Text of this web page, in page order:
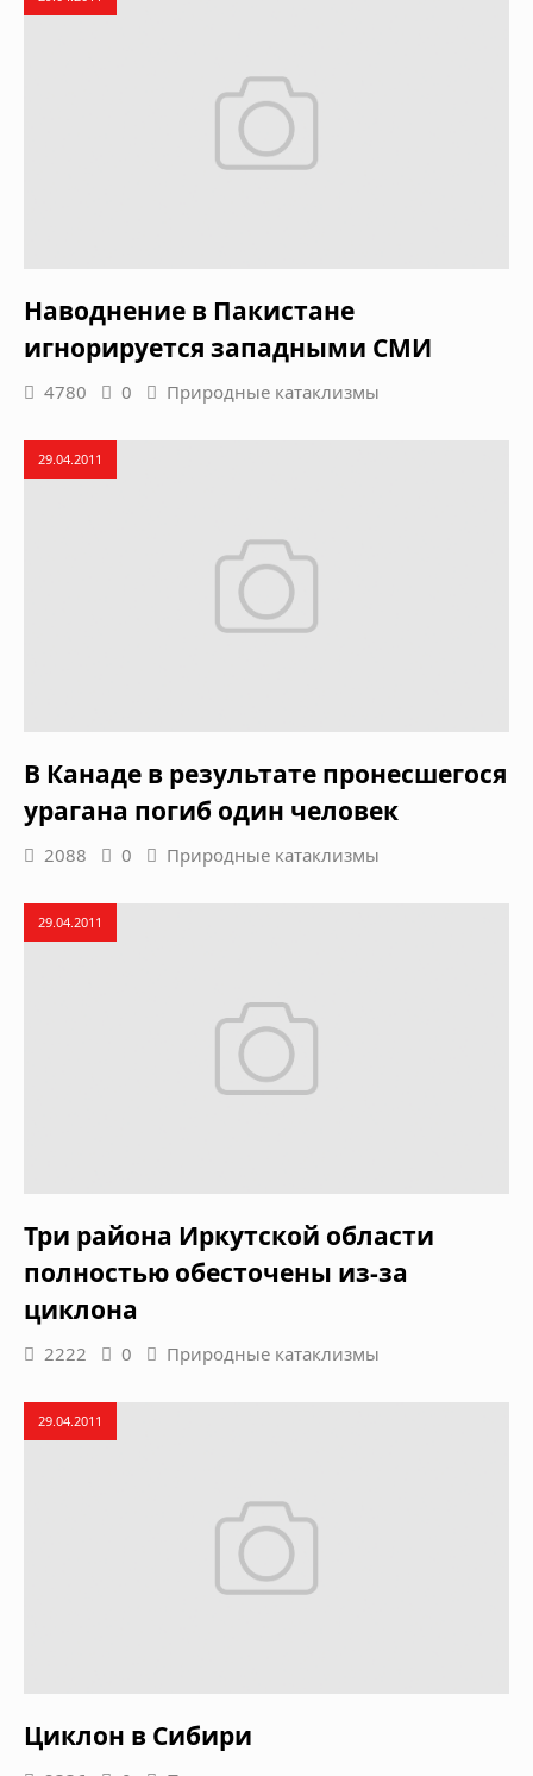
Наводнение в Пакистане
игнорируется западными СМИ
4780 0 Природные катаклизмы
29.04.2011
В Канаде в результате пронесшегося
урагана погиб один человек
2088 0 Природные катаклизмы
29.04.2011
Три района Иркутской области
полностью обесточены из-за
циклона
2222 0 Природные катаклизмы
29.04.2011
Циклон в Сибири